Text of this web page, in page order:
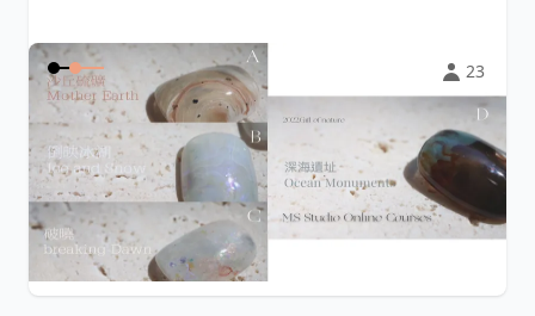
23
大自然的饋贈 gift of nature 4+1凝
膠設計課程
設計發想取自於大自然的景色或物件 此版本為芍木若水
M.S STUDIO 2024 再...
Nana Wang